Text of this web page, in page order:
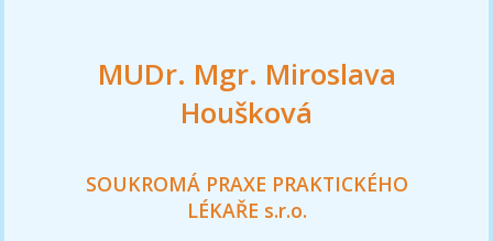
MUDr. Mgr. Miroslava
Houšková
SOUKROMÁ PRAXE PRAKTICKÉHO
LÉKAŘE s.r.o.